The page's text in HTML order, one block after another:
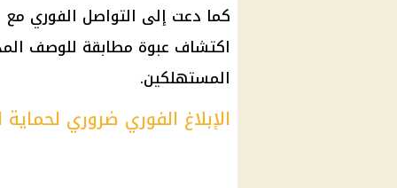
كما دعت إلى التواصل الفوري مع
اكتشاف عبوة مطابقة للوصف
المستهلكين.
الإبلاغ الفوري ضروري